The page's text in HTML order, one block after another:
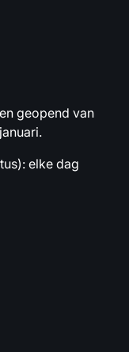
geopend van
elke dag